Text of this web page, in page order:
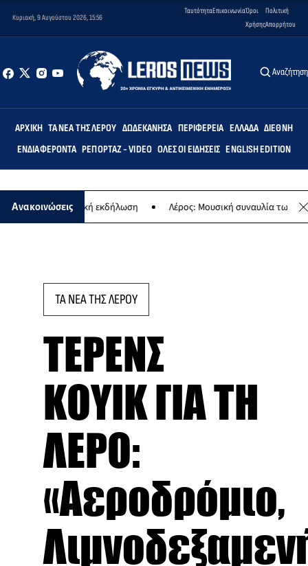
Κυριακή, 9 Αυγούστου 2026, 15:56
ΤαυτότηταΕπικοινωνίαΌροι
Χρήσης
Πολιτική
Απορρήτου
Αναζήτηση
ΑΡΧΙΚΉ ΤΑ ΝΈΑ ΤΗΣ ΛΈΡΟΥ ΔΩΔΕΚΆΝΗΣΑ ΠΕΡΙΦΈΡΕΙΑ ΕΛΛΆΔΑ ΔΙΕΘΝΉ
ΕΝΔΙΑΦΈΡΟΝΤΑ ΡΕΠΟΡΤΆΖ - VIDEO ΌΛΕΣ ΟΙ ΕΙΔΉΣΕΙΣ ENGLISH EDITION
Ανακοινώσεις
- Μουσική εκδήλωση Λέρος: Μουσική συναυλία των
ΤΑ ΝΕΑ ΤΗΣ ΛΕΡΟΥ
ΤΕΡΕΝΣ
ΚΟΥΙΚ ΓΙΑ ΤΗ
ΛΕΡΟ:
«Αεροδρόμιο,